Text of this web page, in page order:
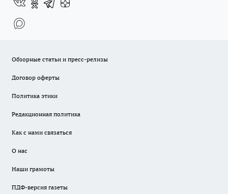
Обзорные статьи и пресс-релизы
Договор оферты
Политика этики
Редакционная политика
Как с нами связаться
О нас
Наши грамоты
ПДФ-версия газеты